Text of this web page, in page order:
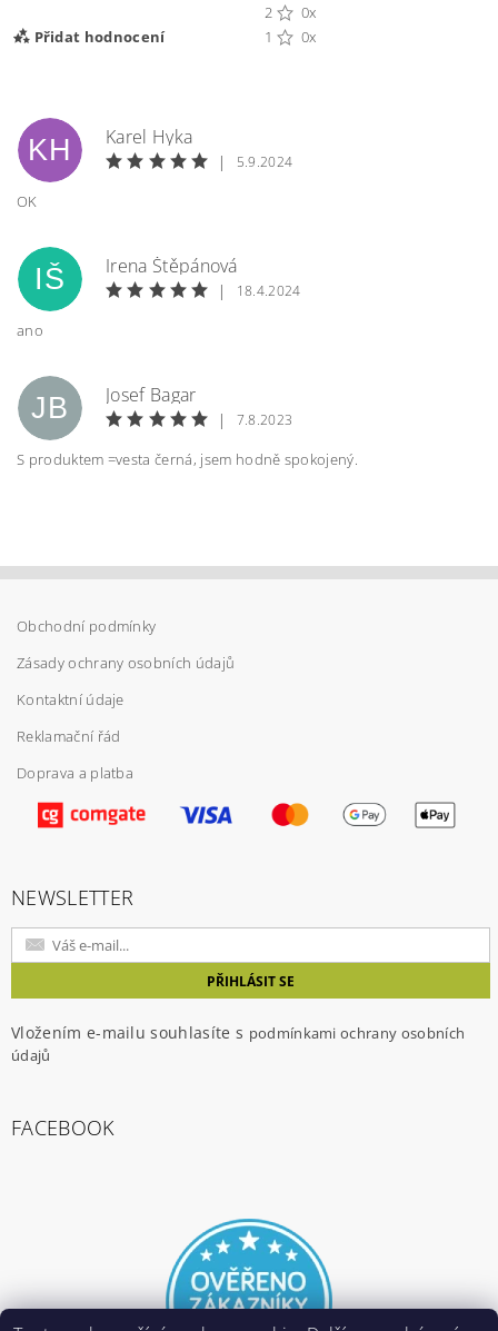
Přidat hodnocení
2
0x
1
0x
Vložením hodnocení souhlasíte s
ochrany osobních údajů
KH
Karel Hyka
|
5.9.2024
OK
IŠ
Irena Štěpánová
|
18.4.2024
ano
JB
Josef Bagar
|
7.8.2023
S produktem =vesta černá, jsem hodně spokojený.
Obchodní podmínky
Zásady ochrany osobních údajů
Kontaktní údaje
Reklamační řád
Doprava a platba
NEWSLETTER
Vložením e-mailu souhlasíte s podmínkami ochrany osobních
údajů
FACEBOOK